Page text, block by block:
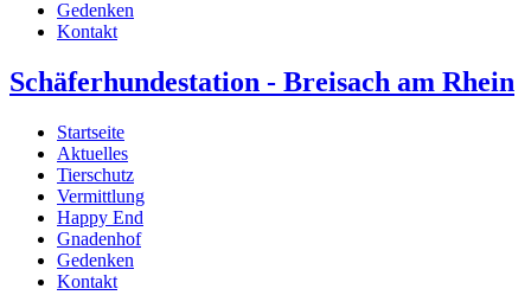
Gedenken
Kontakt
Schäferhundestation - Breisach am Rhein
Startseite
Aktuelles
Tierschutz
Vermittlung
Happy End
Gnadenhof
Gedenken
Kontakt